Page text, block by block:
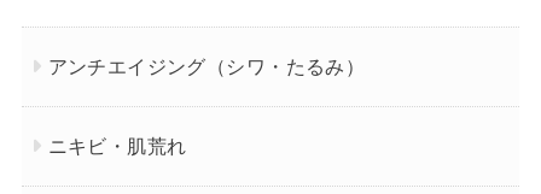
アンチエイジング（シワ・たるみ）
ニキビ・肌荒れ